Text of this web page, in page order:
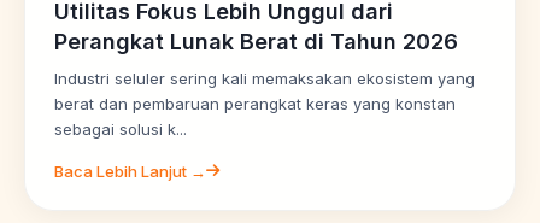
Utilitas Fokus Lebih Unggul dari
Perangkat Lunak Berat di Tahun 2026
Industri seluler sering kali memaksakan ekosistem yang
berat dan pembaruan perangkat keras yang konstan
sebagai solusi k...
Baca Lebih Lanjut →